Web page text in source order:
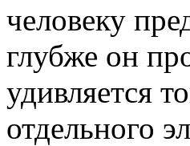
человеку
глубже он
удивляется
отдельного